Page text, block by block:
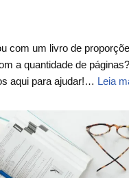
com um livro de
a quantidade de
aqui para ajudar!… Leia